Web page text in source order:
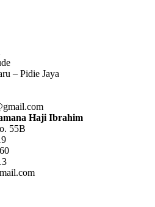
– Pidie Jaya
Haji Ibrahim
55B